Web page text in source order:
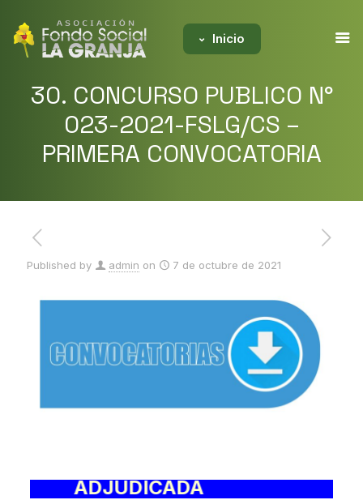
Inicio
30. CONCURSO PUBLICO N°
023-2021-FSLG/CS –
PRIMERA CONVOCATORIA
Published by admin on 7 de octubre de 2021
ADJUDICADA